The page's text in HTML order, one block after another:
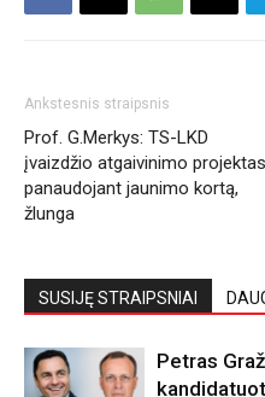
Ankstesnis straipsnis
Prof. G.Merkys: TS-LKD
įvaizdžio atgaivinimo
panaudojant jaunimo kortą,
žlunga
SUSIJĘ STRAIPSNIAI
Petras